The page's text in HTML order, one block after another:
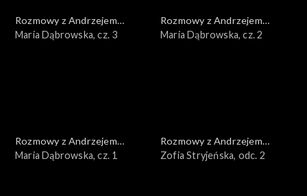
Rozmowy z Andrzejem
Doboszem
Maria Dąbrowska, cz. 3
Rozmowy z Andrzejem
Doboszem
Maria Dąbrowska, cz. 2
Rozmowy z Andrzejem
Doboszem
Maria Dąbrowska, cz. 1
Rozmowy z Andrzejem
Doboszem
Zofia Stryjeńska, odc. 2